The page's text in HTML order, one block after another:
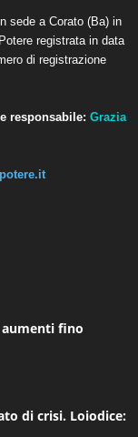
sede a Corato (Ba) in
registrata in data
di registrazione
responsabile: Grazia
aumenti fino
di crisi. Loiodice: